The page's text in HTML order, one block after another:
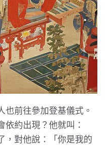
也前往參加登基儀式。
依約出現？他就叫：
，對他說：「你是我的